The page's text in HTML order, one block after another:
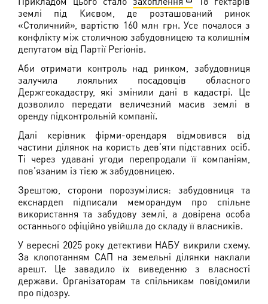
землі під Києвом, де розташований ринок
«Столичний», вартістю 160 млн грн. Усе почалося з
конфлікту між столичною забудовницею та колишнім
депутатом від Партії Регіонів.
Аби отримати контроль над ринком, забудовниця
залучила лояльних посадовців обласного
Держгеокадастру, які змінили дані в кадастрі. Це
дозволило передати величезний масив землі в
оренду підконтрольній компанії.
Далі керівник фірми-орендаря відмовився від
частини ділянок на користь дев’яти підставних осіб.
Ті через удавані угоди перепродали її компаніям,
пов’язаним із тією ж забудовницею.
Зрештою, сторони порозумілися: забудовниця та
екснардеп підписали меморандум про спільне
використання та забудову землі, а довірена особа
останнього офіційно увійшла до складу її власників.
У вересні 2025 року детективи НАБУ викрили схему.
За клопотанням САП на земельні ділянки наклали
арешт. Це завадило їх виведенню з власності
держави. Організаторам та спільникам повідомили
про підозру.